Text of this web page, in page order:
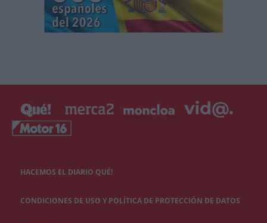
HACEMOS EL DIARIO QUÉ!
CONDICIONES DE USO Y POLÍTICA DE PROTECCIÓN DE DATOS